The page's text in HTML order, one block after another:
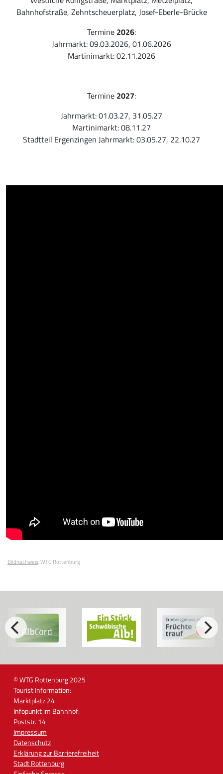
Bahnhofstraße, Zehntscheuerplatz, Josef-Eberle-Brücke
Termine 2026:
Jahrmarkt: 09.03.2026, 01.06.2026
Martinimarkt: 02.11.2026
Termine 2027:
Jahrmarkt: 01.03.27, 31.05.27
Martinimarkt: 08.11.27
Stadtteil Ergenzingen Jahrmarkt: 03.05.27, 22.10.27
Bildnachweis:WTG Rottenburg
© WTG Rottenburg 2025
Tourist Information:
Marktplatz 24
Infopunkt im Bahnhof:
Poststr. 14
Impressum
Datenschutz
Erklärung zur Barrierefreiheit
Stadt Rottenburg